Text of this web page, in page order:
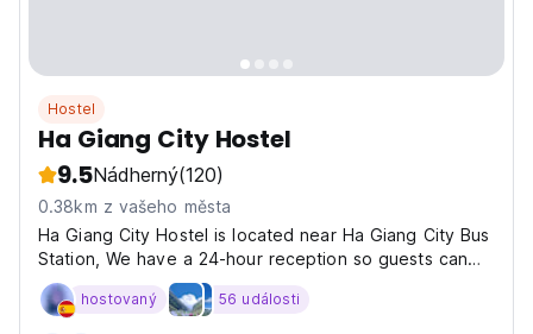
Hostel
Ha Giang City Hostel
9.5Nádherný(120)
0.38km z vašeho města
Ha Giang City Hostel is located near Ha Giang City Bus
Station, We have a 24-hour reception so guests can
check in at any time (including midnight). Rooms at Ha
Giang City Hostel have magnetic locks, two-way air
hostovaný 56 události